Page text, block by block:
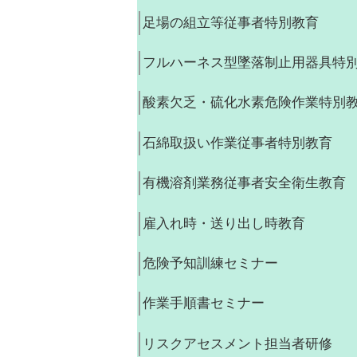
足場の組立等従事者特別教育
フルハーネス型墜落制止用器具特
酸素欠乏・硫化水素危険作業特別
石綿取扱い作業従事者特別教育
有機溶剤業務従事者安全衛生教育
雇入れ時・送り出し時教育
危険予知訓練セミナー
作業手順書セミナー
リスクアセスメント担当者研修